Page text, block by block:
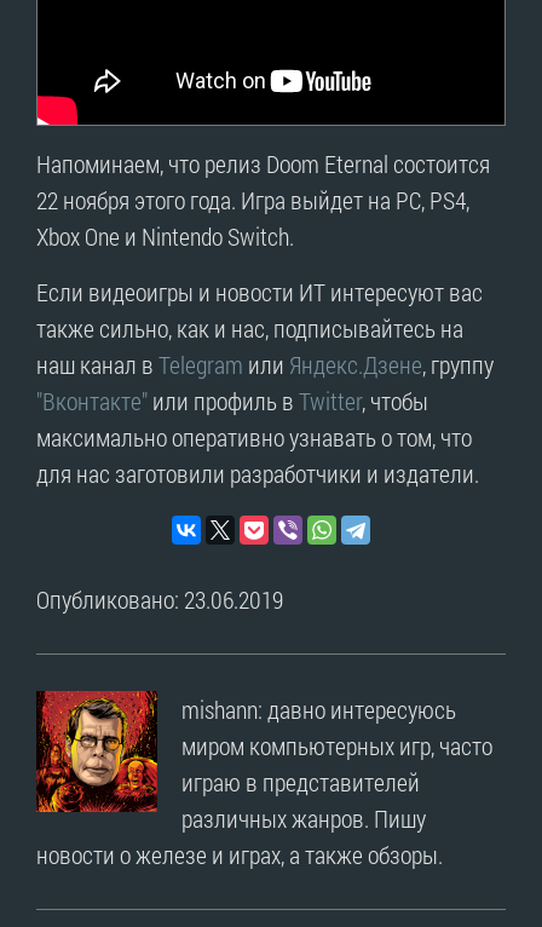
Напоминаем, что релиз Doom Eternal состоится
22 ноября этого года. Игра выйдет на PC, PS4,
Xbox One и Nintendo Switch.
Если видеоигры и новости ИТ интересуют вас
также сильно, как и нас, подписывайтесь на
наш канал вTelegram или Яндекс.Дзене, группу
"Вконтакте"или профиль вTwitter, чтобы
максимально оперативно узнавать о том, что
для нас заготовили разработчики и издатели.
Опубликовано: 23.06.2019
mishann: давно интересуюсь
миром компьютерных игр, часто
играю в представителей
различных жанров. Пишу
новости о железе и играх, а также обзоры.